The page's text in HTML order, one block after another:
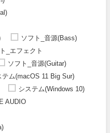
ソフト_音源(Bass)
_エフェクト
ソフト_音源(Guitar)
テム(macOS 11 Big Sur)
システム(Windows 10)
AUDIO